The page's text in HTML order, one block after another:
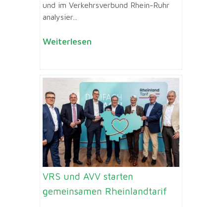
und im Verkehrsverbund Rhein-Ruhr
analysier...
Weiterlesen
VRS und AVV starten
gemeinsamen Rheinlandtarif